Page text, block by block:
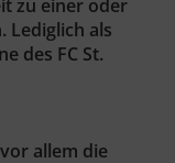
zu einer oder
Lediglich als
des FC St.
allem die